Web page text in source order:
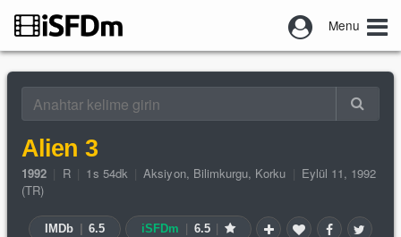
Menu
Alien 3
1992 R 1s 54dk Aksiyon, Bilimkurgu, Korku
Eylül 11, 1992
(TR)
IMDb 6.5 iSFDm 6.5